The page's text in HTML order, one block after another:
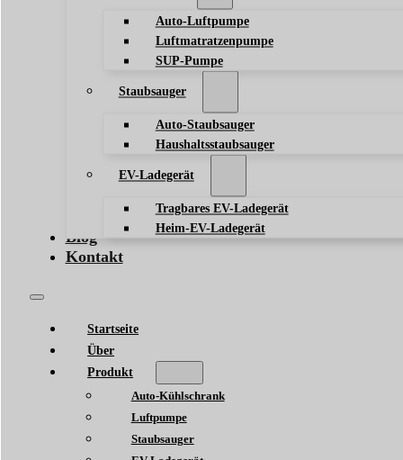
Auto-Luftpumpe
Luftmatratzenpumpe
SUP-Pumpe
Staubsauger
Auto-Staubsauger
Haushaltsstaubsauger
EV-Ladegerät
Tragbares EV-Ladegerät
Heim-EV-Ladegerät
Blog
Kontakt
Startseite
Über
Produkt
Auto-Kühlschrank
Luftpumpe
Staubsauger